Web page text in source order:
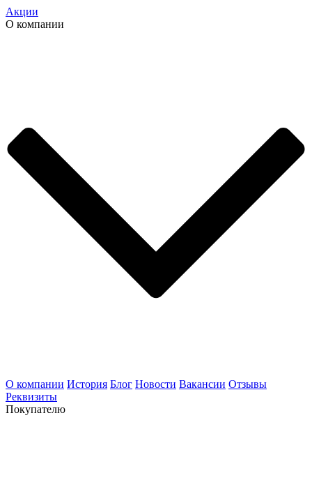
Акции
О компании
О компании История Блог Новости Вакансии Отзывы
Реквизиты
Покупателю